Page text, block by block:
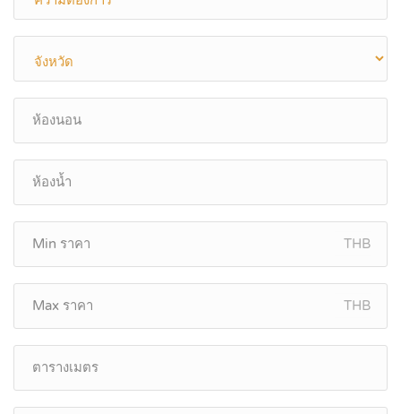
THB
THB